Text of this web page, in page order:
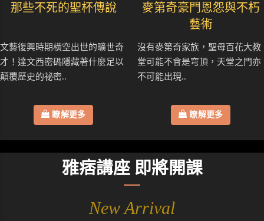
那些不死的聖杯傳說
文藝復興時期橫空出世的曠世奇
才！達文西密碼隱藏著什麼足以
顛覆歷史的祕密..
瞭解更多
麥第奇豪門恩怨與不朽
藝術
沒有麥第奇家族，聖母百花大教
堂可能不會是穹頂，天堂之門亦
不可能出現..
瞭解更多
雅痞講座 即將開課
New Arrival